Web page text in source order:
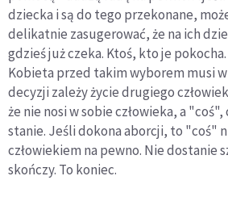
dziecka i są do tego przekonane,
delikatnie zasugerować, że na ich
gdzieś już czeka. Ktoś, kto je
Kobieta przed takim wyborem musi
decyzji zależy życie drugiego
że nie nosi w sobie człowieka, a
stanie. Jeśli dokona aborcji, to "coś"
człowiekiem na pewno. Nie dostanie
skończy. To koniec.